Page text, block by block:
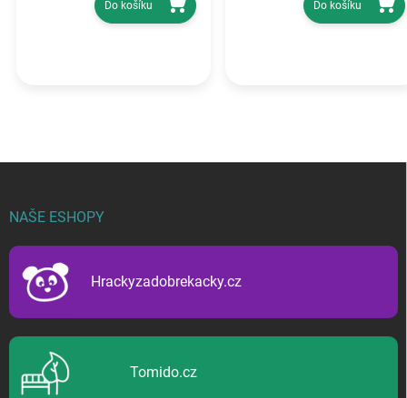
Do košíku Do košíku
NAŠE ESHOPY
Hrackyzadobrekacky.cz
Tomido.cz